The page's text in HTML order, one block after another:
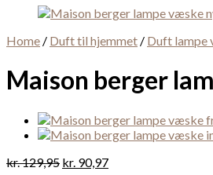
Home / Duft til hjemmet / Duft lampe
Maison berger
kr.129,95 kr. 90,97